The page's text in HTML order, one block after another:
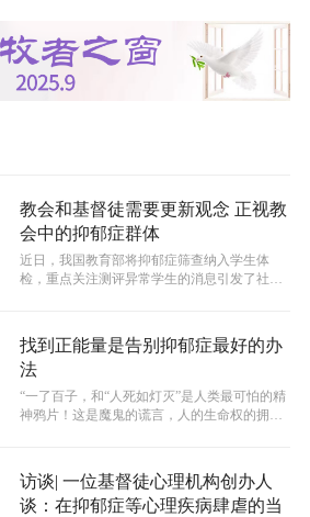
教会和基督徒需要更新观念 正视教
会中的抑郁症群体
近日，我国教育部将抑郁症筛查纳入学生体
检，重点关注测评异常学生的消息引发了社会
找到正能量是告别抑郁症最好的办
法
“一了百子，和“人死如灯灭”是人类最可怕的精
神鸦片！这是魔鬼的谎言，人的生命权的拥有
访谈| 一位基督徒心理机构创办人
谈：在抑郁症等心理疾病肆虐的当